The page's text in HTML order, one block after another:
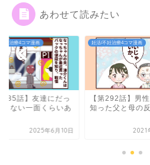
あわせて読みたい
妊活/不妊治療4コマ漫画
【第292話】男性不妊と
知った父と母の反応②
2021年11月8日
妊活/不妊治療4コ
【第331話
断！からの